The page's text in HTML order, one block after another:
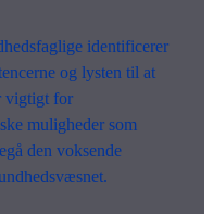
identificerer
og lysten til at
vigtigt for
muligheder som
den voksende